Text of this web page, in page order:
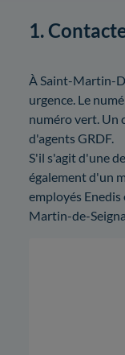
1.
À Saint-Martin-
urgence. Le
numéro vert. Un
d'agents GRDF.
S'il s'agit d'une
également d'un
employés
Martin-de-